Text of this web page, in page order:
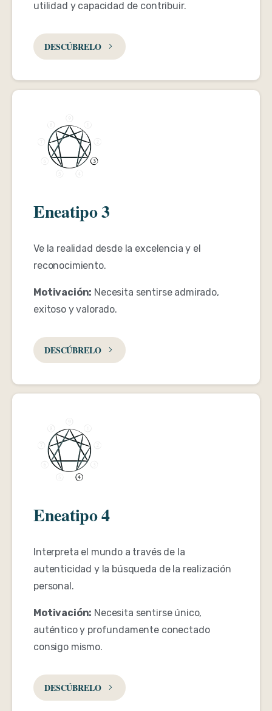
utilidad y capacidad de contribuir.
DESCÚBRELO
Eneatipo 3
Ve la realidad desde la excelencia y el
reconocimiento.
Motivación: Necesita sentirse admirado,
exitoso y valorado.
DESCÚBRELO
Eneatipo 4
Interpreta el mundo a través de la
autenticidad y la búsqueda de la realización
personal.
Motivación: Necesita sentirse único,
auténtico y profundamente conectado
consigo mismo.
DESCÚBRELO